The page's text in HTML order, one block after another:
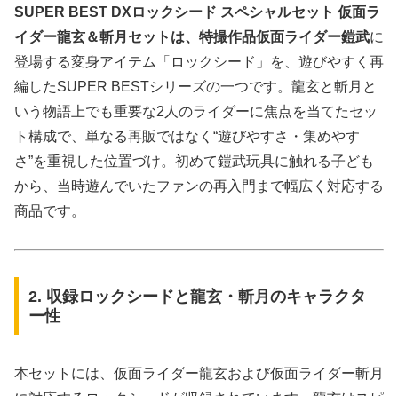
SUPER BEST DXロックシード スペシャルセット 仮面ラ
イダー龍玄＆斬月セットは、特撮作品仮面ライダー鎧武に
登場する変身アイテム「ロックシード」を、遊びやすく再
編したSUPER BESTシリーズの一つです。龍玄と斬月と
いう物語上でも重要な2人のライダーに焦点を当てたセッ
ト構成で、単なる再販ではなく“遊びやすさ・集めやす
さ”を重視した位置づけ。初めて鎧武玩具に触れる子ども
から、当時遊んでいたファンの再入門まで幅広く対応する
商品です。
2. 収録ロックシードと龍玄・斬月のキャラクタ
ー性
本セットには、仮面ライダー龍玄および仮面ライダー斬月